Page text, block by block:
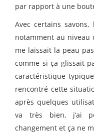
par rapport à une
Avec certains
notamment au niveau
me laissait la peau
comme si ça glissait
caractéristique
rencontré cette
après quelques
va très bien, j’ai
changement et ça ne